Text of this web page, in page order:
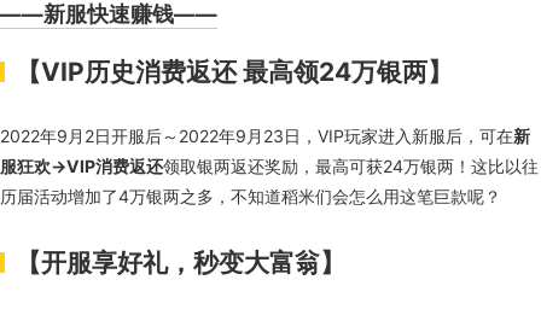
——新服快速赚钱——
【VIP历史消费返还 最高领24万银两】
2022年9 月 2日开服后～ 2022年9 月 23日， VIP玩家进入新服后，可在新
服狂欢→VIP消费返还领取银两返还奖励，最高可获24万银两！这比以往
历届活动增加了4万银两之多，不知道稻米们会怎么用这笔巨款呢？
【开服享好礼，秒变大富翁】